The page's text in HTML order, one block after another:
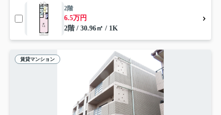
2階
6.5万円
2階 / 30.96㎡ / 1K
賃貸マンション